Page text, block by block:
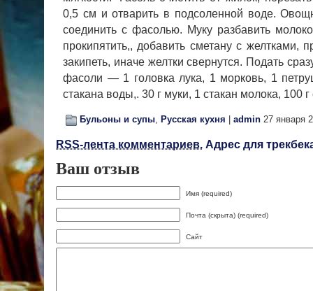
0,5 см и отварить в подсолен­ной воде.
соединить с фа­солью. Муку разбавить
про­кипятить,, добавить сметану с желтками,
закипеть, иначе желтки свернутся. Подать
фасоли — 1 головка лука, 1 морковь, 1
стакана воды,. 30 г муки, 1 стакан моло­ка, 100
Бульоны и супы, Русская кухня admin 27 января
RSS-лента комментариев. Адрес для
Ваш отзыв
Имя (required)
Почта (скрыта) (required)
Сайт